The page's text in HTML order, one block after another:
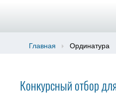
Главная Ординатура
Конкурсный отбор